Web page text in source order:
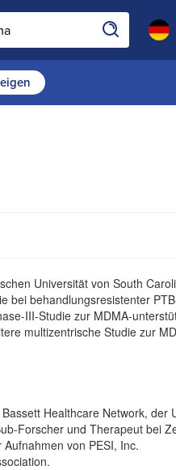
Universität von South
behandlungsresistenter
III-Studie zur MDMA-
multizentrische Studie zur
Healthcare Network, der
Forscher und Therapeut bei
von PESI, Inc.